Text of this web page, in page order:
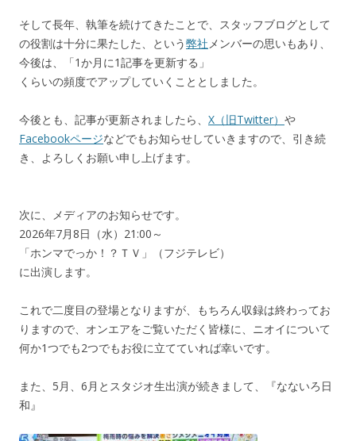
そして長年、執筆を続けてきたことで、スタッフブログとして
の役割は十分に果たした、という弊社メンバーの思いもあり、
今後は、「1か月に1記事を更新する」
くらいの頻度でアップしていくこととしました。
今後とも、記事が更新されましたら、 X（旧Twitter） や
Facebookページなどでもお知らせしていきますので、引き続
き、よろしくお願い申し上げます。
次に、メディアのお知らせです。
2026年7月8日（水）21:00～
「ホンマでっか！？ＴＶ」（フジテレビ）
に出演します。
これで二度目の登場となりますが、もちろん収録は終わってお
りますので、オンエアをご覧いただく皆様に、ニオイについて
何か1つでも2つでもお役に立てていれば幸いです。
また、5月、6月とスタジオ生出演が続きまして、『なないろ日
和』